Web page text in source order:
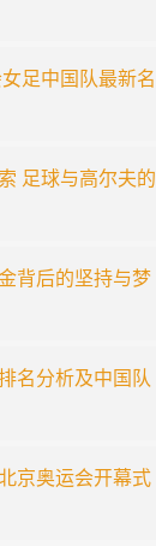
足中国队最新名
足球与高尔夫的
背后的坚持与梦
名分析及中国队
京奥运会开幕式